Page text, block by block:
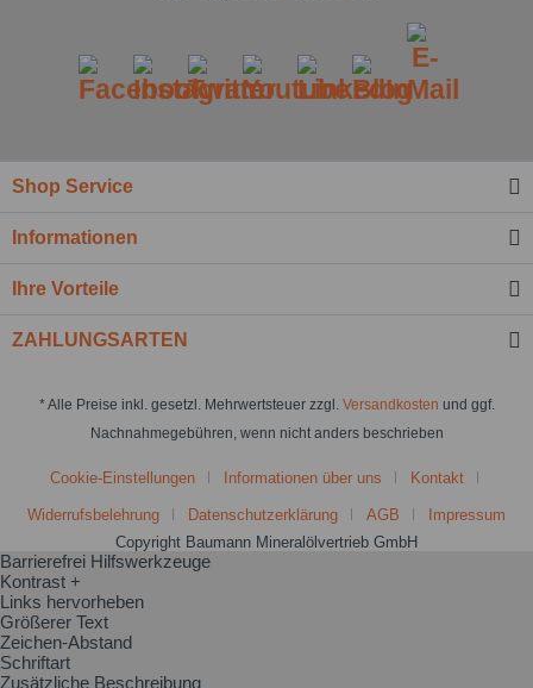
Nachricht senden
Shop Service
Informationen
Ihre Vorteile
ZAHLUNGSARTEN
* Alle Preise inkl. gesetzl. Mehrwertsteuer zzgl. Versandkosten und ggf.
Nachnahmegebühren, wenn nicht anders beschrieben
Cookie-Einstellungen Informationen über uns Kontakt
Widerrufsbelehrung Datenschutzerklärung AGB
Impressum
Copyright Baumann Mineralölvertrieb GmbH
Barrierefrei Hilfswerkzeuge
Kontrast +
Links hervorheben
Größerer Text
Zeichen-Abstand
Schriftart
Zusätzliche Beschreibung